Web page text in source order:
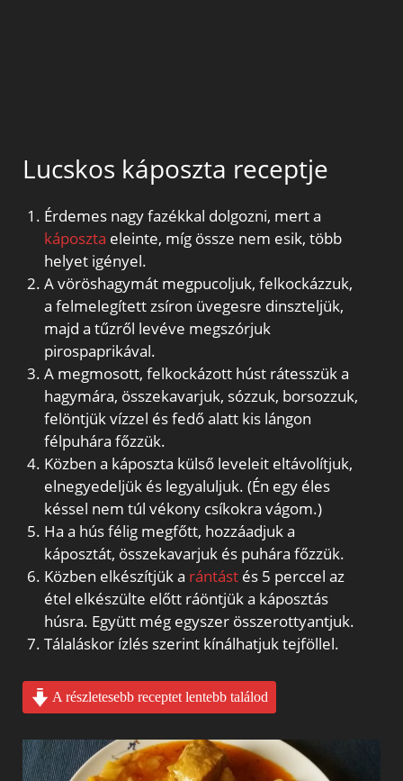
Lucskos káposzta receptje
Érdemes nagy fazékkal dolgozni, mert a
káposzta eleinte, míg össze nem esik, több
helyet igényel.
A vöröshagymát megpucoljuk, felkockázzuk,
a felmelegített zsíron üvegesre dinszteljük,
majd a tűzről levéve megszórjuk
pirospaprikával.
A megmosott, felkockázott húst rátesszük a
hagymára, összekavarjuk, sózzuk, borsozzuk,
felöntjük vízzel és fedő alatt kis lángon
félpuhára főzzük.
Közben a káposzta külső leveleit eltávolítjuk,
elnegyedeljük és legyaluljuk. (Én egy éles
késsel nem túl vékony csíkokra vágom.)
Ha a hús félig megfőtt, hozzáadjuk a
káposztát, összekavarjuk és puhára főzzük.
Közben elkészítjük a rántástés 5 perccel az
étel elkészülte előtt ráöntjük a káposztás
húsra. Együtt még egyszer összerottyantjuk.
Tálaláskor ízlés szerint kínálhatjuk tejföllel.
A részletesebb receptet lentebb találod